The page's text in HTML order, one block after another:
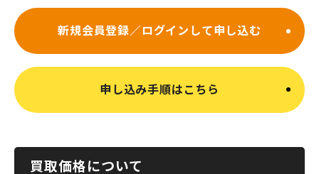
新規会員登録／ログインして申し込む
申し込み手順はこちら
買取価格について